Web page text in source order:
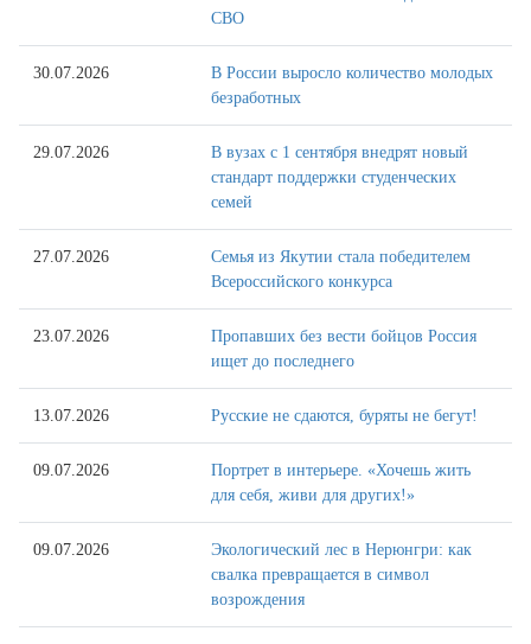
СВО
30.07.2026
В России выросло количество молодых
безработных
29.07.2026
В вузах с 1 сентября внедрят новый
стандарт поддержки студенческих
семей
27.07.2026
Семья из Якутии стала победителем
Всероссийского конкурса
23.07.2026
Пропавших без вести бойцов Россия
ищет до последнего
13.07.2026 Русские не сдаются, буряты не бегут!
09.07.2026
Портрет в интерьере. «Хочешь жить
для себя, живи для других!»
09.07.2026
Экологический лес в Нерюнгри: как
свалка превращается в символ
возрождения